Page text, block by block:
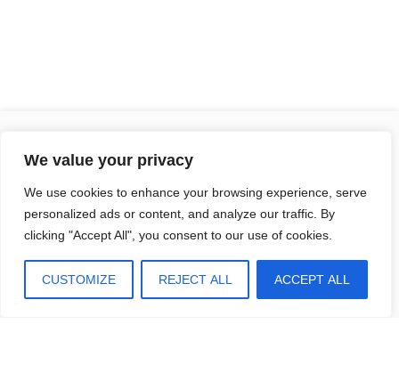
We value your privacy
We use cookies to enhance your browsing experience, serve
personalized ads or content, and analyze our traffic. By
clicking "Accept All", you consent to our use of cookies.
CUSTOMIZE REJECT ALL ACCEPT ALL
Copyright © 2024 Properketo.dk
- All Rights
Reserved.
© 2026 Proper Keto | Built with
NimblePress
Translate »